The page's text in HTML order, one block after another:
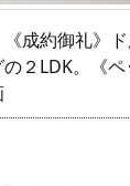
成約御礼》
２LDK。《